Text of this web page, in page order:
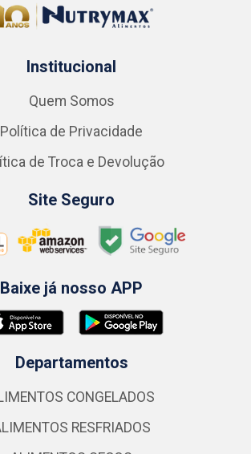
Institucional
Quem Somos
Política de Privacidade
de Troca e Devolução
Site Seguro
Baixe já nosso APP
Departamentos
CONGELADOS
RESFRIADOS